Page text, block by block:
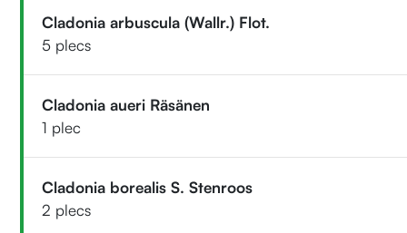
Cladonia arbuscula (Wallr.) Flot.
5 plecs
Cladonia aueri Räsänen
1 plec
Cladonia borealis S. Stenroos
2 plecs